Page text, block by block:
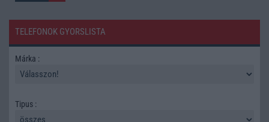
TELEFONOK GYORSLISTA
Márka :
Tipus :